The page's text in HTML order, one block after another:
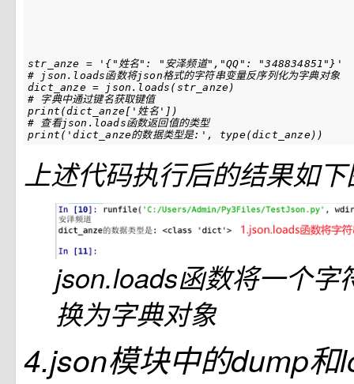
str_anze =
'{"姓名": "安泽频道","QQ": "348834851"}'
# json.loads函数将json格式的字符串变量反序列化为字典对象
dict_anze = json . loads (str_anze )
# 字典中通过键名获取键值
print (dict_anze[ '姓名' ])
# 查看json.loads函数返回值的类型
print ( 'dict_anze的数据类型是:' , type(dict_anze))
上述代码执行后的结果如
json.loads函数将一个字
换为字典对象
4.json模块中的dump和